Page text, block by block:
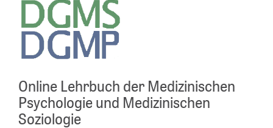
Online Lehrbuch der Medizinischen
Psychologie und Medizinischen
Soziologie